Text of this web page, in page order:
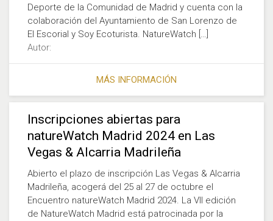
Deporte de la Comunidad de Madrid y cuenta con la
colaboración del Ayuntamiento de San Lorenzo de
El Escorial y Soy Ecoturista. NatureWatch […]
Autor:
MÁS INFORMACIÓN
Inscripciones abiertas para
natureWatch Madrid 2024 en Las
Vegas & Alcarria Madrileña
Abierto el plazo de inscripción Las Vegas & Alcarria
Madrileña, acogerá del 25 al 27 de octubre el
Encuentro natureWatch Madrid 2024. La VII edición
de NatureWatch Madrid está patrocinada por la